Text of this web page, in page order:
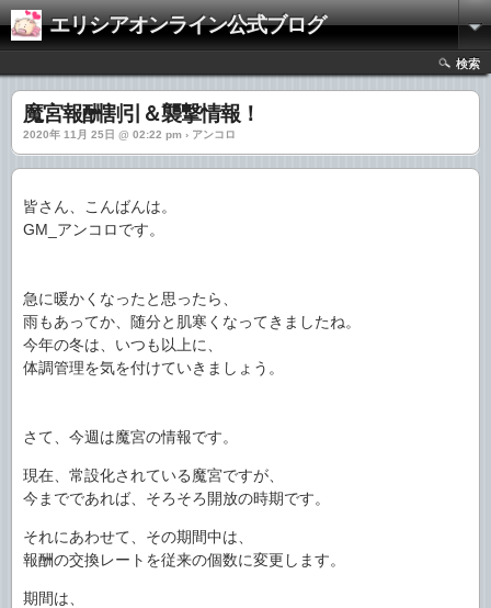
エリシアオンライン公式ブログ
検索
魔宮報酬割引＆襲撃情報！
2020年 11月 25日 @ 02:22 pm › アンコロ
皆さん、こんばんは。
GM_アンコロです。
急に暖かくなったと思ったら、
雨もあってか、随分と肌寒くなってきましたね。
今年の冬は、いつも以上に、
体調管理を気を付けていきましょう。
さて、今週は魔宮の情報です。
現在、常設化されている魔宮ですが、
今までであれば、そろそろ開放の時期です。
それにあわせて、その期間中は、
報酬の交換レートを従来の個数に変更します。
期間は、